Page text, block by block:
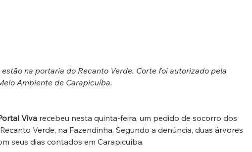
na portaria do Recanto Verde. Corte foi autorizado pela
Ambiente de Carapicuíba.
Viva recebeu nesta quinta-feira, um pedido de socorro dos
Verde, na Fazendinha. Segundo a denúncia, duas árvores
seus dias contados em Carapicuíba.